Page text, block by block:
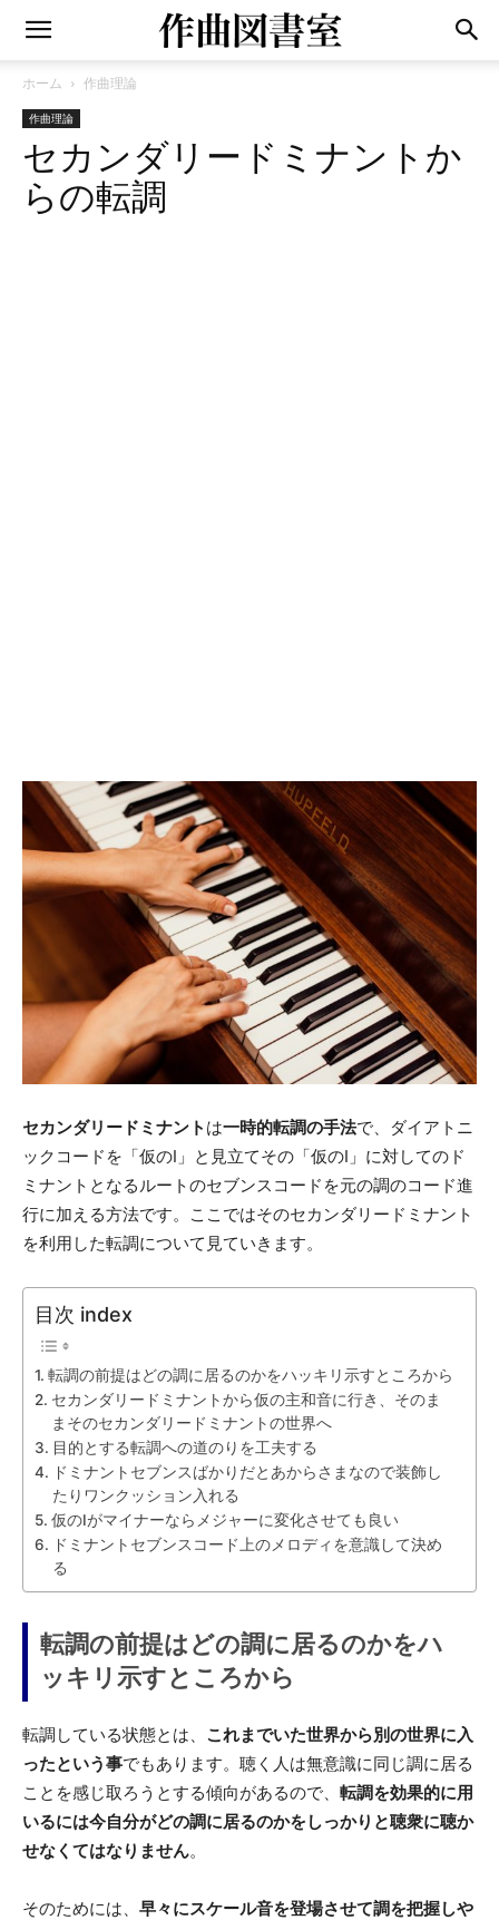
ホーム 作曲理論
作曲理論
セカンダリードミナントか
らの転調
セカンダリードミナント は一時的転調の手法で、ダイアトニ
ックコードを「仮のI」と見立てその「仮のI」に対してのド
ミナントとなるルートのセブンスコードを元の調のコード進
行に加える方法です。ここではそのセカンダリードミナント
を利用した転調について見ていきます。
目次 index
転調の前提はどの調に居るのかをハッキリ示すところから
セカンダリードミナントから仮の主和音に行き、そのま
まそのセカンダリードミナントの世界へ
目的とする転調への道のりを工夫する
ドミナントセブンスばかりだとあからさまなので装飾し
たりワンクッション入れる
仮のIがマイナーならメジャーに変化させても良い
ドミナントセブンスコード上のメロディを意識して決め
る
転調の前提はどの調に居るのかをハ
ッキリ示すところから
転調している状態とは、 これまでいた世界から別の世界に入
ったという事でもあります。聴く人は無意識に同じ調に居る
ことを感じ取ろうとする傾向があるので、 転調を効果的に用
いるには今自分がどの調に居るのかをしっかりと聴衆に聴か
せなくてはなりません。
そのためには、 早々にスケール音を登場させて調を把握しや